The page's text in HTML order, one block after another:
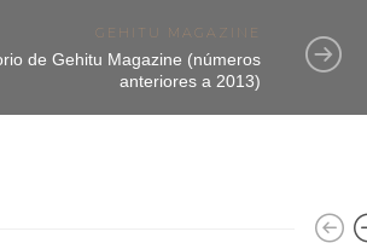
GEHITU MAGAZINE
de Gehitu Magazine (números
anteriores a 2013)